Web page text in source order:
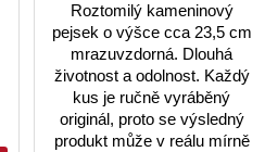
Roztomilý kameninový
pejsek o výšce cca 23,5 cm
mrazuvzdorná. Dlouhá
životnost a odolnost. Každý
kus je ručně vyráběný
originál, proto se výsledný
produkt může v reálu mírně